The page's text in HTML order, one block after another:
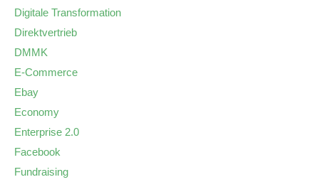
Digitale Transformation
Direktvertrieb
DMMK
E-Commerce
Ebay
Economy
Enterprise 2.0
Facebook
Fundraising